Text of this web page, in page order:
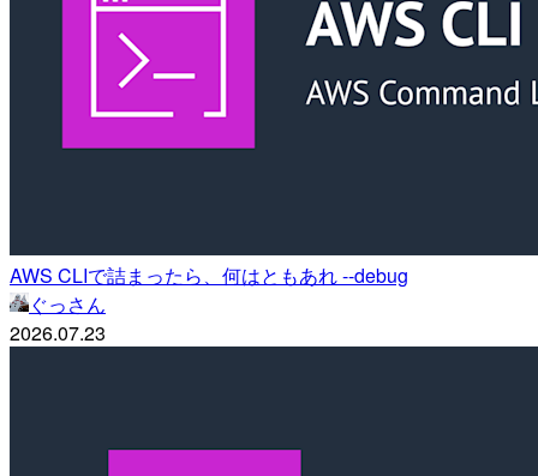
AWS CLIで詰まったら、何はともあれ --debug
ぐっさん
2026.07.23